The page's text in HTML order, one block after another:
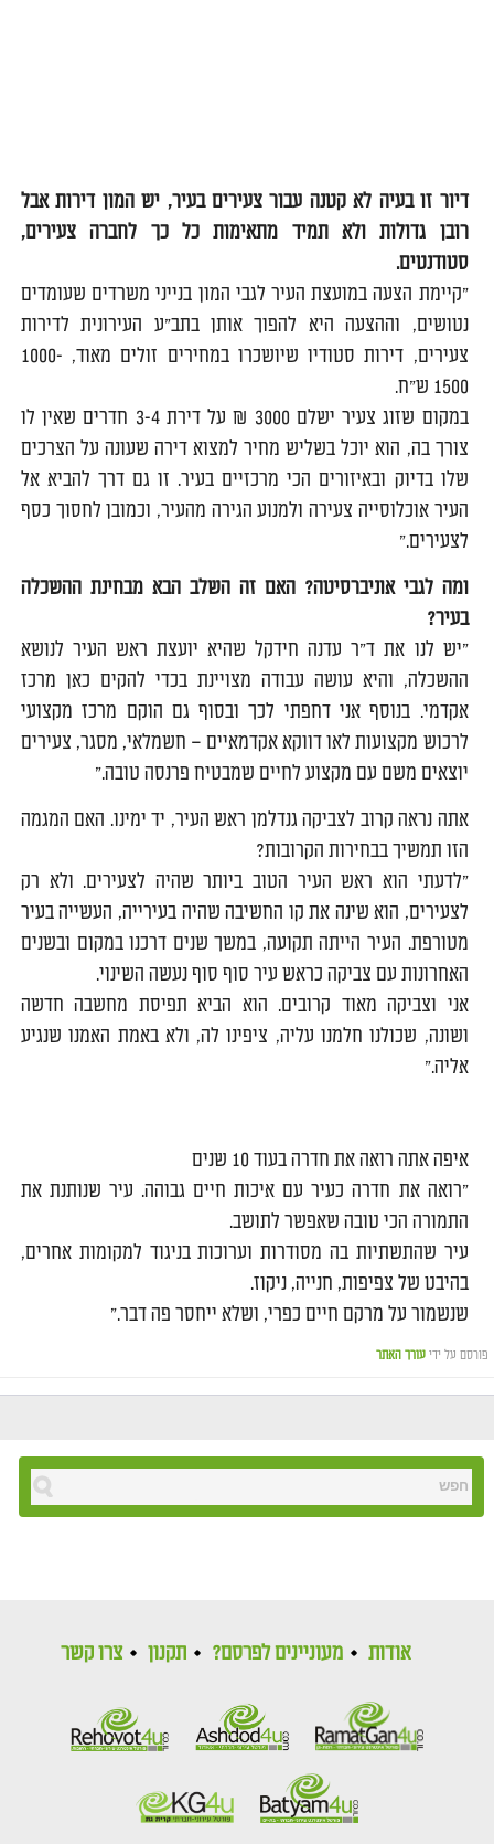
דיור זו בעיה לא קטנה עבור צעירים בעיר, יש המון דירות אבל
רובן גדולות ולא תמיד מתאימות כל כך לחברה צעירים,
סטודנטים.
"קיימת הצעה במועצת העיר לגבי המון בנייני משרדים שעומדים
נטושים, וההצעה היא להפוך אותן בתב"ע העירונית לדירות
צעירים, דירות סטודיו שיושכרו במחירים זולים מאוד, 1000-
1500 ש"ח.
במקום שזוג צעיר ישלם 3000 ₪ על דירת 3-4 חדרים שאין לו
צורך בה, הוא יוכל בשליש מחיר למצוא דירה שעונה על הצרכים
שלו בדיוק ובאיזורים הכי מרכזיים בעיר. זו גם דרך להביא אל
העיר אוכלוסייה צעירה ולמנוע הגירה מהעיר, וכמובן לחסוך כסף
לצעירים."
ומה לגבי אוניברסיטה? האם זה השלב הבא מבחינת ההשכלה
בעיר?
"יש לנו את ד"ר עדנה חידקל שהיא יועצת ראש העיר לנושא
ההשכלה, והיא עושה עבודה מצויינת בכדי להקים כאן מרכז
אקדמי. בנוסף אני דחפתי לכך ובסוף גם הוקם מרכז מקצועי
לרכוש מקצועות לאו דווקא אקדמאיים – חשמלאי, מסגר, צעירים
יוצאים משם עם מקצוע לחיים שמבטיח פרנסה טובה."
אתה נראה קרוב לצביקה גנדלמן ראש העיר, יד ימינו. האם המגמה
הזו תמשיך בבחירות הקרובות?
"לדעתי הוא ראש העיר הטוב ביותר שהיה לצעירים. ולא רק
לצעירים, הוא שינה את קו החשיבה שהיה בעירייה, העשייה בעיר
מטורפת. העיר הייתה תקועה, במשך שנים דרכנו במקום ובשנים
האחרונות עם צביקה כראש עיר סוף סוף נעשה השינוי.
אני וצביקה מאוד קרובים. הוא הביא תפיסת מחשבה חדשה
ושונה, שכולנו חלמנו עליה, ציפינו לה, ולא באמת האמנו שנגיע
אליה."
איפה אתה רואה את חדרה בעוד 10 שנים
"רואה את חדרה כעיר עם איכות חיים גבוהה. עיר שנותנת את
התמורה הכי טובה שאפשר לתושב.
עיר שהתשתיות בה מסודרות וערוכות בניגוד למקומות אחרים,
בהיבט של צפיפות, חנייה, ניקוז.
שנשמור על מרקם חיים כפרי, ושלא ייחסר פה דבר."
פורסם על ידי עורך האתר
אודות מעוניינים לפרסם? תקנון צרו קשר